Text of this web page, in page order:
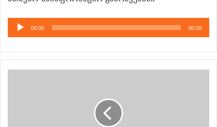
აუდიო
დამკვრელი
00:00 00:00